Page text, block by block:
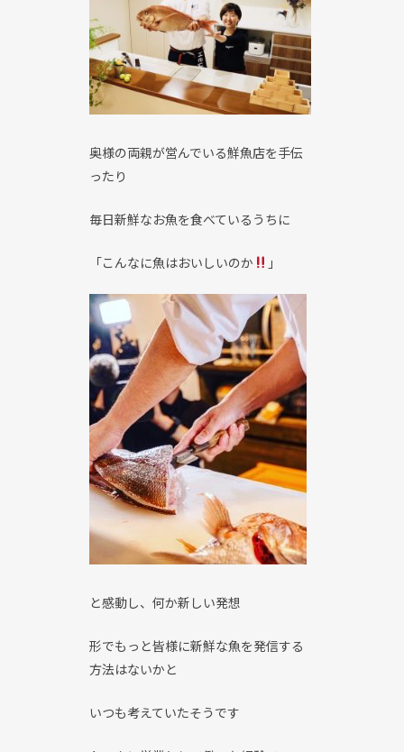
奥様の両親が営んでいる鮮魚店を手伝
ったり
毎日新鮮なお魚を食べているうちに
「こんなに魚はおいしいのか 」
と感動し、何か新しい発想
形でもっと皆様に新鮮な魚を発信する
方法はないかと
いつも考えていたそうです